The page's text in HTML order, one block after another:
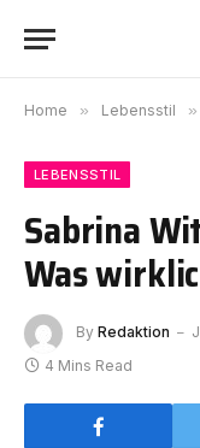
Home » Lebensstil »
LEBENSSTIL
Sabrina
Was
By Redaktion
4 Mins Read